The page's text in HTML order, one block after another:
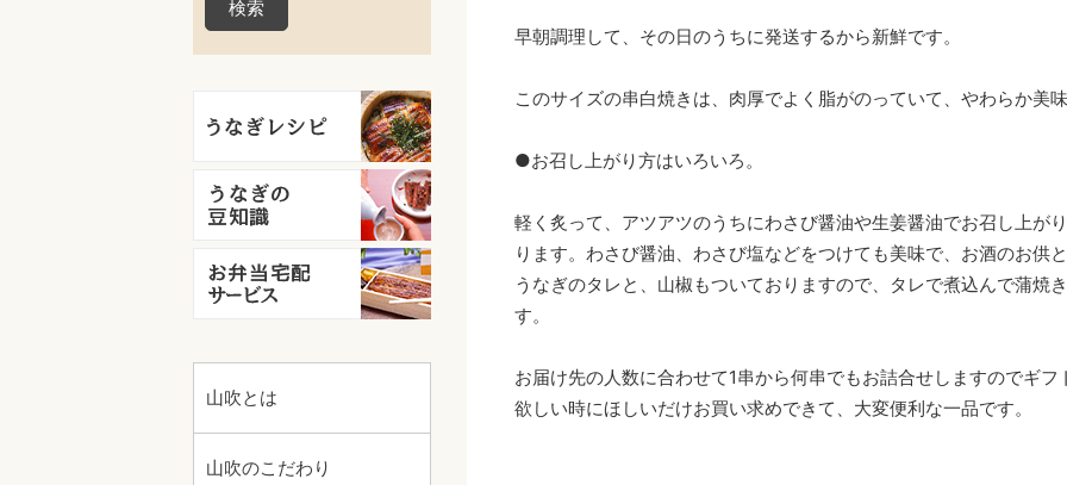
山吹とは
山吹のこだわり
早朝調理して、その日のうちに発送するから新鮮です。
このサイズの串白焼きは、肉厚でよく脂がのっていて、やわらか美
●お召し上がり方はいろいろ。
軽く炙って、アツアツのうちにわさび醤油や生姜醤油でお召し上が
ります。わさび醤油、わさび塩などをつけても美味で、お酒のお供
うなぎのタレと、山椒もついておりますので、タレで煮込んで蒲焼
す。
お届け先の人数に合わせて1串から何串でもお詰合せしますのでギ
欲しい時にほしいだけお買い求めできて、大変便利な一品です。